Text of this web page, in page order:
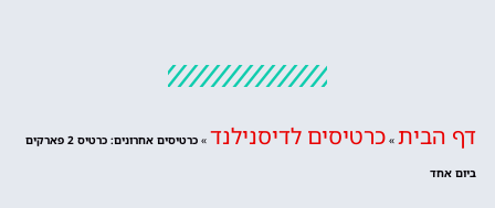
דף הבית » כרטיסים לדיסנילנד » כרטיסים אחרונים: כרטיס 2 פארקים
ביום אחד